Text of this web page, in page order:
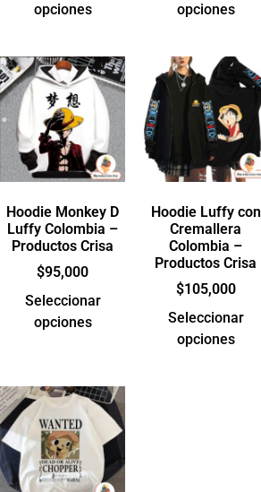
opciones
opciones
Hoodie Monkey D
Luffy Colombia –
Productos Crisa
$95,000
Seleccionar
opciones
Hoodie Luffy con
Cremallera
Colombia –
Productos Crisa
$105,000
Seleccionar
opciones